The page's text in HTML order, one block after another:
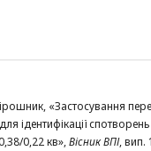
«Застосування
ідентифікації
0,22 кв»,Вісник ВПІ, вип.